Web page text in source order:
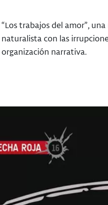
“Los trabajos del amor”,
naturalista con las
organización narrativa.